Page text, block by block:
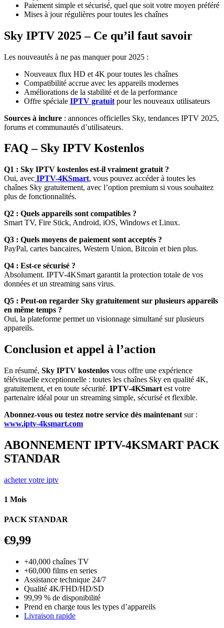
Paiement simple et sécurisé, quel que soit votre moyen préféré
Mises à jour régulières pour toutes les chaînes
Sky IPTV 2025 – Ce qu’il faut savoir
Les nouveautés à ne pas manquer pour 2025 :
Nouveaux flux HD et 4K pour toutes les chaînes
Compatibilité accrue avec les appareils modernes
Améliorations de la stabilité et de la performance
Offre spéciale IPTV gratuit pour les nouveaux utilisateurs
Sources à inclure : annonces officielles Sky, tendances IPTV 2025,
forums et communautés d’utilisateurs.
FAQ – Sky IPTV Kostenlos
Q1 : Sky IPTV kostenlos est-il vraiment gratuit ?
Oui, avec IPTV-4KSmart, vous pouvez accéder à toutes les
chaînes Sky gratuitement, avec l’option premium si vous souhaitez
plus de fonctionnalités.
Q2 : Quels appareils sont compatibles ?
Smart TV, Fire Stick, Android, iOS, Windows et Linux.
Q3 : Quels moyens de paiement sont acceptés ?
PayPal, cartes bancaires, Western Union, Bitcoin et bien plus.
Q4 : Est-ce sécurisé ?
Absolument. IPTV-4KSmart garantit la protection totale de vos
données et un streaming sans virus.
Q5 : Peut-on regarder Sky gratuitement sur plusieurs appareils
en même temps ?
Oui, la plateforme permet un visionnage simultané sur plusieurs
appareils.
Conclusion et appel à l’action
En résumé, Sky IPTV kostenlos vous offre une expérience
télévisuelle exceptionnelle : toutes les chaînes Sky en qualité 4K,
gratuitement, et en toute sécurité. IPTV-4KSmart est votre
partenaire idéal pour un streaming simple, sécurisé et flexible.
Abonnez-vous ou testez notre service dès maintenant sur :
www.iptv-4ksmart.com
ABONNEMENT IPTV-4KSMART PACK
STANDAR
acheter votre iptv
1 Mois
PACK STANDAR
€9,99
+40,000 chaînes TV
+60,000 films en series
Assistance technique 24/7
Qualité 4K/FHD/HD/SD
99,99 % de disponibilité
Prend en charge tous les types d’appareils
Livraison rapide